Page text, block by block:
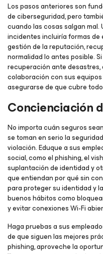
Los pasos anteriores son
de ciberseguridad, pero
cuando las cosas salgan
incidentes incluiría formas de
gestión de la reputación,
normalidad lo antes posible.
recuperación ante
colaboración con sus
asegurarse de que cubre
Concienciación
No importa cuán seguros
se toman en serio la
violación. Eduque a sus
social, como el phishing, el
suplantación de identidad y
que entiendan por qué sin
para proteger su identidad y
buenos hábitos como
y evitar conexiones Wi-Fi
Haga pruebas a sus
de que siguen las mejores
phishing, aproveche la